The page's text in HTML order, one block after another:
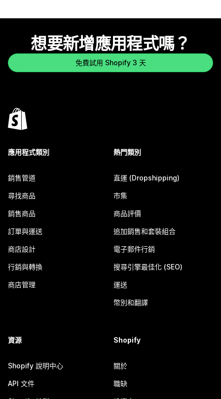
想要新增應用程式嗎？
免費試用 Shopify 3 天
應用程式類別
銷售管道
尋找商品
銷售商品
訂單與運送
商店設計
行銷與轉換
商店管理
熱門類別
直運 (Dropshipping)
市集
商品評價
追加銷售和套裝組合
電子郵件行銷
搜尋引擎最佳化 (SEO)
運送
幣別和翻譯
資源
Shopify 說明中心
API 文件
Shopify
關於
職缺